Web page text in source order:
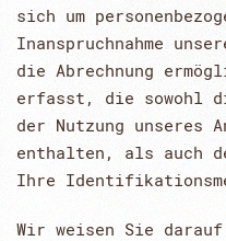
sich um
Inanspruchnahme
die Abrechnung
erfasst, die sowohl
der Nutzung unseres
enthalten, als auch
Ihre
Wir weisen Sie